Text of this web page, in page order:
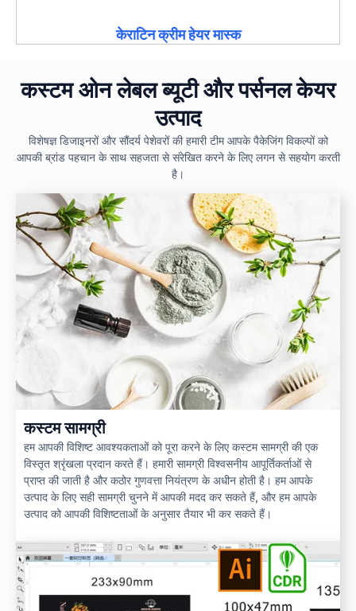
केराटिन क्रीम हेयर मास्क
कस्टम ओन लेबल ब्यूटी और पर्सनल केयर
उत्पाद
विशेषज्ञ डिजाइनरों और सौंदर्य पेशेवरों की हमारी टीम आपके पैकेजिंग विकल्पों को
आपकी ब्रांड पहचान के साथ सहजता से संरेखित करने के लिए लगन से सहयोग करती
है।
कस्टम सामग्री
हम आपकी विशिष्ट आवश्यकताओं को पूरा करने के लिए कस्टम सामग्री की एक
विस्तृत श्रृंखला प्रदान करते हैं। हमारी सामग्री विश्वसनीय आपूर्तिकर्ताओं से
प्राप्त की जाती है और कठोर गुणवत्ता नियंत्रण के अधीन होती है। हम आपके
उत्पाद के लिए सही सामग्री चुनने में आपकी मदद कर सकते हैं, और हम आपके
उत्पाद को आपकी विशिष्टताओं के अनुसार तैयार भी कर सकते हैं।